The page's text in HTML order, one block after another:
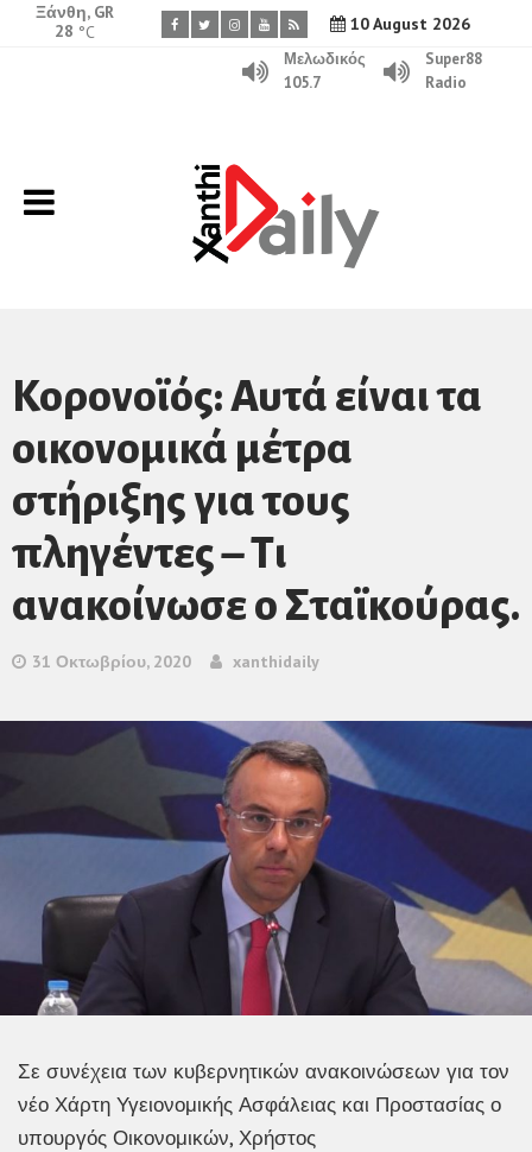
10 August 2026
Ξάνθη, GR
28 °C
Μελωδικός
105.7
Super88
Radio
Κορονοϊός: Αυτά είναι τα
οικονομικά μέτρα
στήριξης για τους
πληγέντες – Τι
ανακοίνωσε ο Σταϊκούρας.
31 Οκτωβρίου, 2020 xanthidaily
Σε συνέχεια των κυβερνητικών ανακοινώσεων για τον
νέο Χάρτη Υγειονομικής Ασφάλειας και Προστασίας ο
υπουργός Οικονομικών, Χρήστος